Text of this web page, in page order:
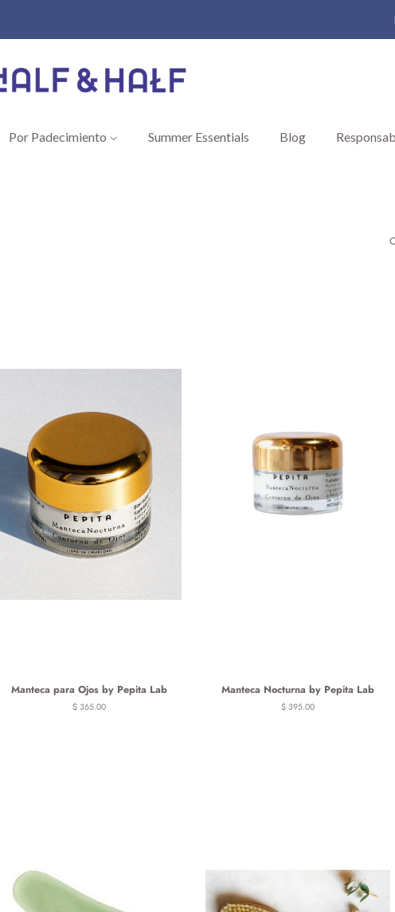
Por Padecimiento Summer Essentials Blog
Manteca para Ojos by Pepita Lab
Precio
$ 365.00
Manteca Nocturna by Pepita Lab
Precio
$ 395.00